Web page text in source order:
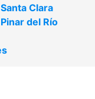
Santa Clara
Pinar del Río